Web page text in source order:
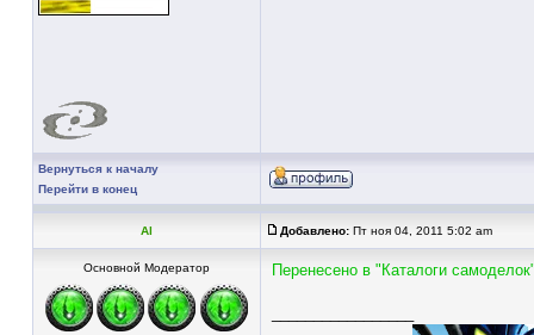
Вернуться к началу
Перейти в конец
Al Добавлено: Пт ноя 04, 2011 5:02 am
Основной Модератор Перенесено в "Каталоги